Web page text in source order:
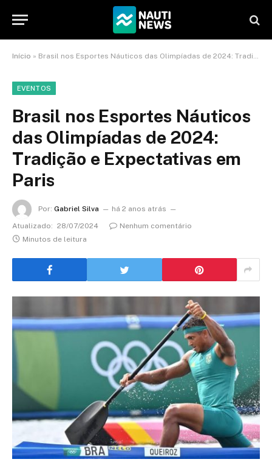
Início » Brasil nos Esportes Náuticos das Olimpíadas de 2024: Tradição e Expectativas em Paris
EVENTOS
Brasil nos Esportes Náuticos
das Olimpíadas de 2024:
Tradição e Expectativas em
Paris
Por: Gabriel Silva
há 2 anos atrás
Atualizado: 28/07/2024
Nenhum comentário
Minutos de leitura